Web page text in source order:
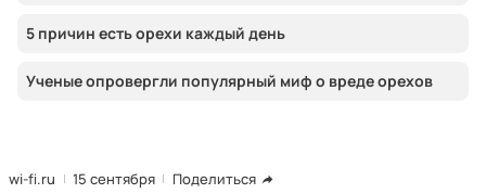
5 причин есть орехи каждый день
Ученые опровергли популярный миф о вреде орехов
wi-fi.ru 15 сентября Поделиться